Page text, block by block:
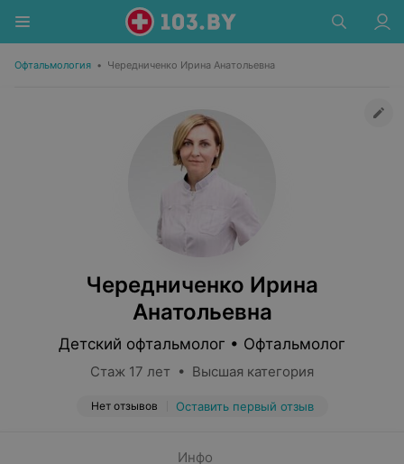
Офтальмология • Чередниченко Ирина Анатольевна
Чередниченко Ирина
Анатольевна
Детский офтальмолог • Офтальмолог
Стаж 17 лет • Высшая категория
Нет отзывов Оставить первый отзыв
Инфо